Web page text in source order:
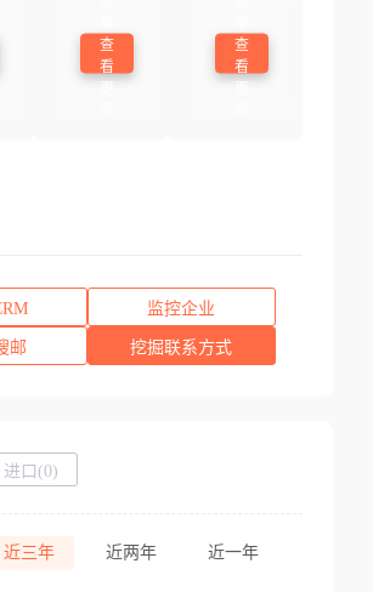
查
看
查
看
监控企业
邮 挖掘联系方式
进口(0)
近三年 近两年 近一年